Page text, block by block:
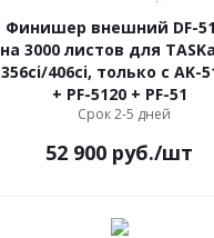
Финишер внешний DF-
на 3000 листов для
356ci/406ci, только с AK-
+ PF-5120 + PF-51
Срок 2-5 дней
52 900 руб./шт